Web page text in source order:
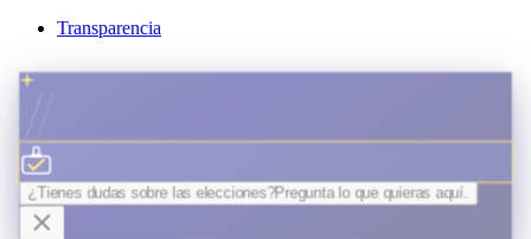
Transparencia
¿Tienes dudas sobre las elecciones?Pregunta lo que quierasaquí.